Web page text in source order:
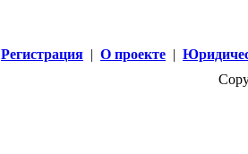
Регистрация | О проекте |